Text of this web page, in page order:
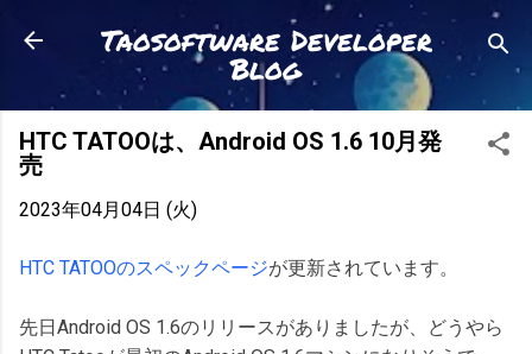
スキップしてメイン コンテンツに移動
Taosoftware Developer
Blog
HTC TATOOは、Android OS 1.6 10月発
売
2023年04月04日 (火)
HTC TATOOのスペックページが更新されています。
先日Android OS 1.6のリリースがありましたが、どうやら